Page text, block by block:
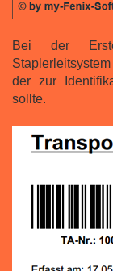
Bei der
der zur
sollte.